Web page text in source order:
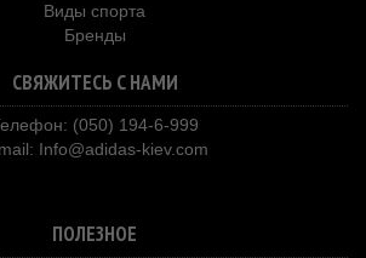
Виды спорта
Бренды
СВЯЖИТЕСЬ С НАМИ
(050) 194-6-999
Info@adidas-kiev.com
ПОЛЕЗНОЕ